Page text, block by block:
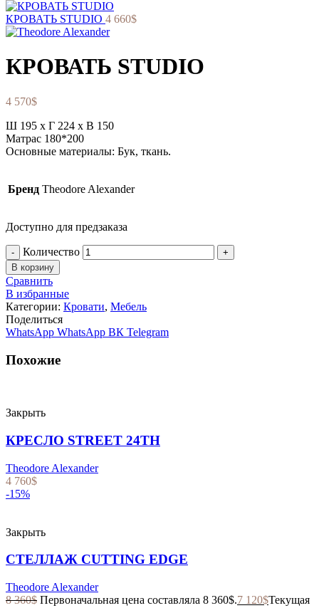
КРОВАТЬ STUDIO 4 660$
КРОВАТЬ STUDIO
4 570$
Ш 195 x Г 224 x В 150
Матрас 180*200
Основные материалы: Бук, ткань.
Бренд Theodore Alexander
Доступно для предзаказа
Количество
В корзину
Сравнить
В избранные
Категории: Кровати, Мебель
Поделиться
WhatsApp WhatsApp ВК Telegram
Похожие
Закрыть
КРЕСЛО STREET 24TH
Theodore Alexander
4 760$
-15%
Закрыть
СТЕЛЛАЖ CUTTING EDGE
Theodore Alexander
8 360$ Первоначальная цена составляла 8 360$.7 120$Текущая